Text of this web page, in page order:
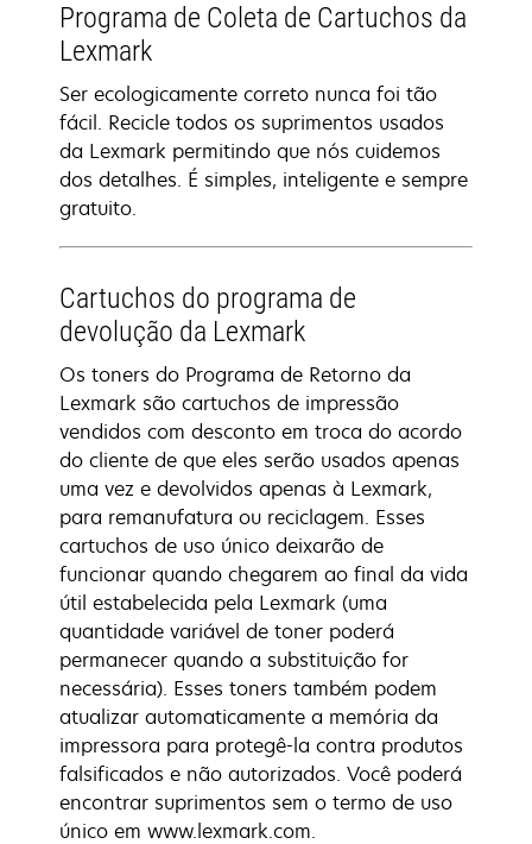
Programa de Coleta de Cartuchos da
Lexmark
Ser ecologicamente correto nunca foi tão
fácil. Recicle todos os suprimentos usados
da Lexmark permitindo que nós cuidemos
dos detalhes. É simples, inteligente e sempre
gratuito.
Cartuchos do programa de
devolução da Lexmark
Os toners do Programa de Retorno da
Lexmark são cartuchos de impressão
vendidos com desconto em troca do acordo
do cliente de que eles serão usados apenas
uma vez e devolvidos apenas à Lexmark,
para remanufatura ou reciclagem. Esses
cartuchos de uso único deixarão de
funcionar quando chegarem ao final da vida
útil estabelecida pela Lexmark (uma
quantidade variável de toner poderá
permanecer quando a substituição for
necessária). Esses toners também podem
atualizar automaticamente a memória da
impressora para protegê-la contra produtos
falsificados e não autorizados. Você poderá
encontrar suprimentos sem o termo de uso
único em www.lexmark.com.